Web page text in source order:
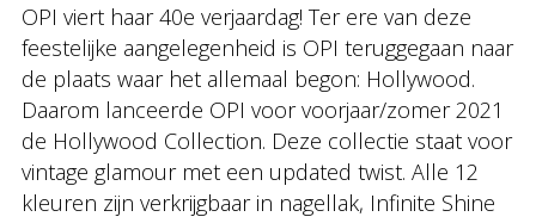
OPI viert haar 40e verjaardag! Ter ere van deze
feestelijke aangelegenheid is OPI teruggegaan naar
de plaats waar het allemaal begon: Hollywood.
Daarom lanceerde OPI voor voorjaar/zomer 2021
de Hollywood Collection. Deze collectie staat voor
vintage glamour met een updated twist. Alle 12
kleuren zijn verkrijgbaar in nagellak, Infinite Shine